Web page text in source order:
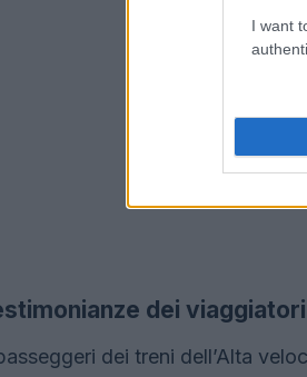
I want
dei viaggiatori
dei treni dell’Alta